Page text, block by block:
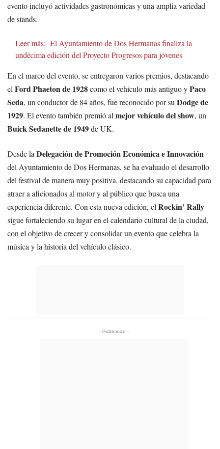
evento incluyó actividades gastronómicas y una amplia variedad
de stands.
Leer más: El Ayuntamiento de Dos Hermanas finaliza la
undécima edición del Proyecto Progresos para jóvenes
En el marco del evento, se entregaron varios premios, destacando
el Ford Phaeton de 1928como el vehículo más antiguo yPaco
Seda, un conductor de 84 años, fue reconocido por su Dodge de
1929. El evento también premió al mejor vehículo del show, un
Buick Sedanette de 1949de UK.
Desde la Delegación de Promoción Económica e Innovación
del Ayuntamiento de Dos Hermanas, se ha evaluado el desarrollo
del festival de manera muy positiva, destacando su capacidad para
atraer a aficionados al motor y al público que busca una
experiencia diferente. Con esta nueva edición, el Rockin’ Rally
sigue fortaleciendo su lugar en el calendario cultural de la ciudad,
con el objetivo de crecer y consolidar un evento que celebra la
música y la historia del vehículo clásico.
- Publicidad -